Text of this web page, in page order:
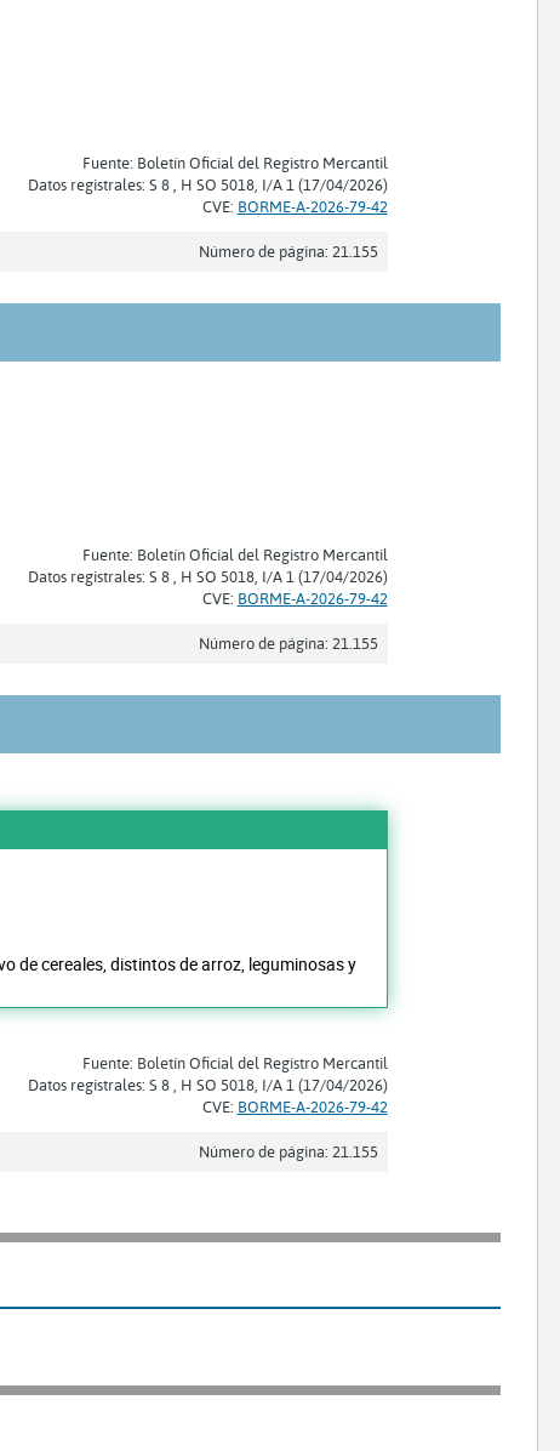
Fuente: Boletín Oficial del Registro Mercantil
Datos registrales: S 8 , H SO 5018, I/A 1 (17/04/2026)
CVE: BORME-A-2026-79-42
Número de página: 21.155
Fuente: Boletín Oficial del Registro Mercantil
Datos registrales: S 8 , H SO 5018, I/A 1 (17/04/2026)
CVE: BORME-A-2026-79-42
Número de página: 21.155
de cereales, distintos de arroz, leguminosas y
Fuente: Boletín Oficial del Registro Mercantil
Datos registrales: S 8 , H SO 5018, I/A 1 (17/04/2026)
CVE: BORME-A-2026-79-42
Número de página: 21.155